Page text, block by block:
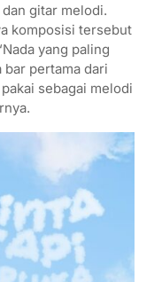
gitar melodi.
komposisi tersebut
yang paling
pertama dari
sebagai melodi